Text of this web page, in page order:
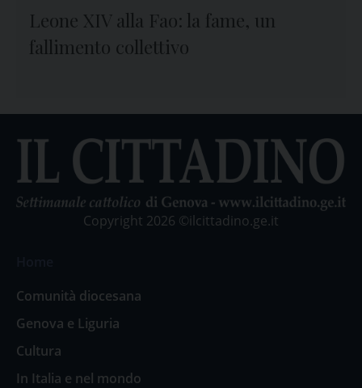
Leone XIV alla Fao: la fame, un
fallimento collettivo
Copyright 2026 ©ilcittadino.ge.it
Comunità diocesana
Genova e Liguria
Cultura
In Italia e nel mondo